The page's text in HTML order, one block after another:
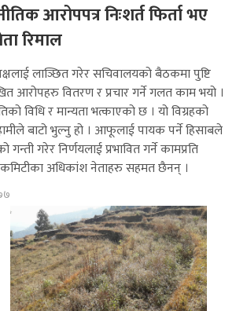
आरोपपत्र निःशर्त फिर्ता भए
रिमाल
लाञ्छित गरेर सचिवालयको बैठकमा पुष्टि
आरोपहरु वितरण र प्रचार गर्ने गलत काम भयो ।
विधि र मान्यता भत्काएको छ । यो विग्रहको
बाटो भुल्नु हो । आफूलाई पायक पर्ने हिसाबले
गरेर निर्णयलाई प्रभावित गर्ने कामप्रति
कमिटीका अधिकांश नेताहरु सहमत छैनन् ।